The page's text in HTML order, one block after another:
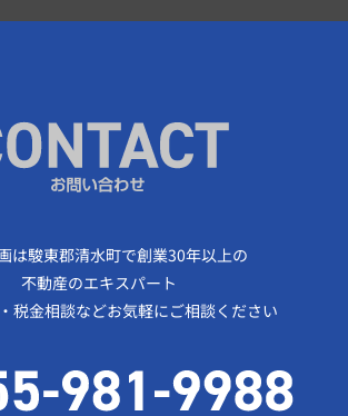
は駿東郡清水町で創業30年以上の
不動産のエキスパート
税金相談などお気軽にご相談ください